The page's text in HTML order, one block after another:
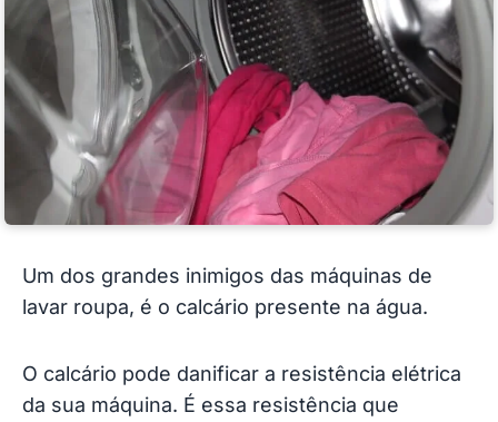
Um dos grandes inimigos das máquinas de
lavar roupa, é o calcário presente na água.
O calcário pode danificar a resistência elétrica
da sua máquina. É essa resistência que